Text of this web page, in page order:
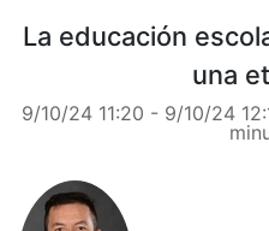
La educación
una
9/10/24 11:20 - 9/10/24